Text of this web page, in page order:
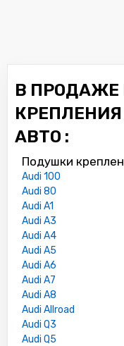
В
АВТО :
Подушки
Audi 100
Audi 80
Audi A1
Audi A3
Audi A4
Audi A5
Audi A6
Audi A7
Audi A8
Audi Allroad
Audi Q3
Audi Q5